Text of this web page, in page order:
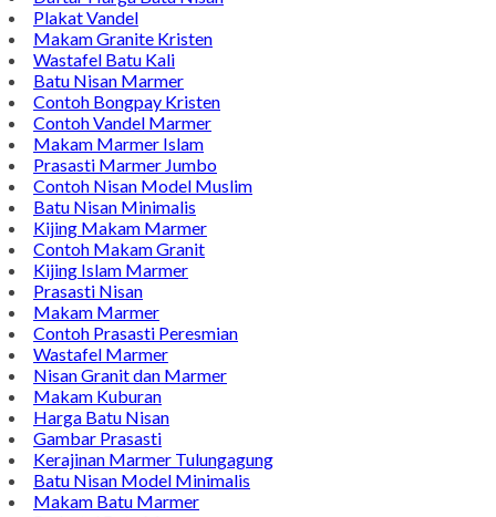
Plakat Vandel
Makam Granite Kristen
Wastafel Batu Kali
Batu Nisan Marmer
Contoh Bongpay Kristen
Contoh Vandel Marmer
Makam Marmer Islam
Prasasti Marmer Jumbo
Contoh Nisan Model Muslim
Batu Nisan Minimalis
Kijing Makam Marmer
Contoh Makam Granit
Kijing Islam Marmer
Prasasti Nisan
Makam Marmer
Contoh Prasasti Peresmian
Wastafel Marmer
Nisan Granit dan Marmer
Makam Kuburan
Harga Batu Nisan
Gambar Prasasti
Kerajinan Marmer Tulungagung
Batu Nisan Model Minimalis
Makam Batu Marmer